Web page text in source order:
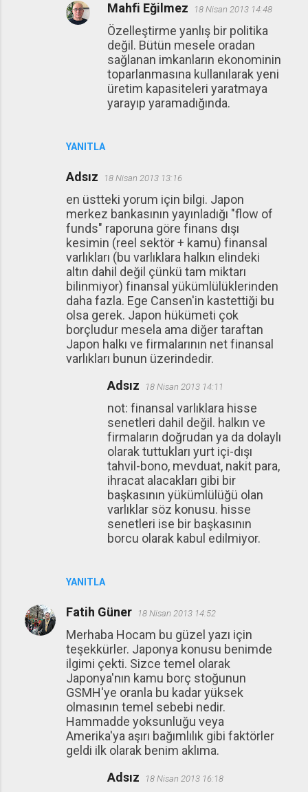
YANITLA
Mahfi Eğilmez 18 Nisan 2013 14:48
Özelleştirme yanlış bir politika
değil. Bütün mesele oradan
sağlanan imkanların ekonominin
toparlanmasına kullanılarak yeni
üretim kapasiteleri yaratmaya
yarayıp yaramadığında.
Adsız 18 Nisan 2013 13:16
en üstteki yorum için bilgi. Japon
merkez bankasının yayınladığı "flow of
funds" raporuna göre finans dışı
kesimin (reel sektör + kamu) finansal
varlıkları (bu varlıklara halkın elindeki
altın dahil değil çünkü tam miktarı
bilinmiyor) finansal yükümlülüklerinden
daha fazla. Ege Cansen'in kastettiği bu
olsa gerek. Japon hükümeti çok
borçludur mesela ama diğer taraftan
Japon halkı ve firmalarının net finansal
varlıkları bunun üzerindedir.
YANITLA
Adsız 18 Nisan 2013 14:11
not: finansal varlıklara hisse
senetleri dahil değil. halkın ve
firmaların doğrudan ya da dolaylı
olarak tuttukları yurt içi-dışı
tahvil-bono, mevduat, nakit para,
ihracat alacakları gibi bir
başkasının yükümlülüğü olan
varlıklar söz konusu. hisse
senetleri ise bir başkasının
borcu olarak kabul edilmiyor.
Fatih Güner 18 Nisan 2013 14:52
Merhaba Hocam bu güzel yazı için
teşekkürler. Japonya konusu benimde
ilgimi çekti. Sizce temel olarak
Japonya'nın kamu borç stoğunun
GSMH'ye oranla bu kadar yüksek
olmasının temel sebebi nedir.
Hammadde yoksunluğu veya
Amerika'ya aşırı bağımlılık gibi faktörler
geldi ilk olarak benim aklıma.
Adsız 18 Nisan 2013 16:18